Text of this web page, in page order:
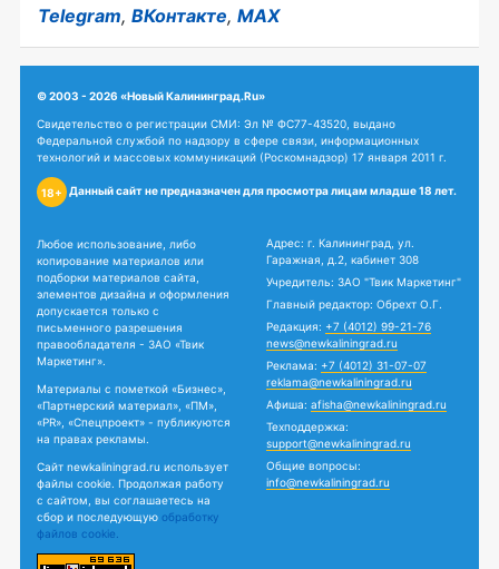
Telegram, ВКонтакте, MAX
© 2003 - 2026 «Новый Калининград.Ru»
Свидетельство о регистрации СМИ: Эл № ФС77-43520, выдано
Федеральной службой по надзору в сфере связи, информационных
технологий и массовых коммуникаций (Роскомнадзор) 17 января 2011 г.
18+ Данный сайт не предназначен для просмотра лицам младше 18 лет.
Любое использование, либо
копирование материалов или
подборки материалов сайта,
элементов дизайна и оформления
допускается только с
письменного разрешения
правообладателя - ЗАО «Твик
Маркетинг».
Материалы с пометкой «Бизнес»,
«Партнерский материал», «ПМ»,
«PR», «Спецпроект» - публикуются
на правах рекламы.
Сайт newkaliningrad.ru использует
файлы cookie. Продолжая работу
с сайтом, вы соглашаетесь на
сбор и последующую обработку
файлов cookie.
Адрес: г. Калининград, ул.
Гаражная, д.2, кабинет 308
Учредитель: ЗАО "Твик Маркетинг"
Главный редактор: Обрехт О.Г.
Редакция: +7 (4012) 99-21-76
news@newkaliningrad.ru
Реклама: +7 (4012) 31-07-07
reklama@newkaliningrad.ru
Афиша: afisha@newkaliningrad.ru
Техподдержка:
support@newkaliningrad.ru
Общие вопросы:
info@newkaliningrad.ru